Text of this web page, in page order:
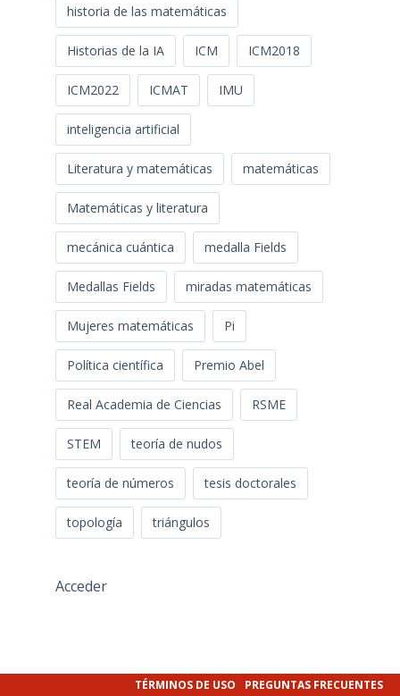
historia de las matemáticas
Historias de la IA ICM ICM2018
ICM2022 ICMAT IMU
inteligencia artificial
Literatura y matemáticas matemáticas
Matemáticas y literatura
mecánica cuántica medalla Fields
Medallas Fields miradas matemáticas
Mujeres matemáticas Pi
Política científica Premio Abel
Real Academia de Ciencias RSME
STEM teoría de nudos
teoría de números tesis doctorales
topología triángulos
Acceder
TÉRMINOS DE USO PREGUNTAS FRECUENTES